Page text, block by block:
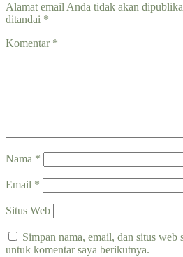
Alamat email Anda tidak akan
ditandai *
Komentar *
Nama *
Email *
Situs Web
Simpan nama, email, dan situs web
untuk komentar saya berikutnya.